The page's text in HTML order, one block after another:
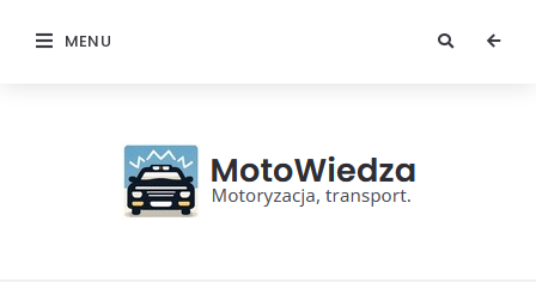
MENU